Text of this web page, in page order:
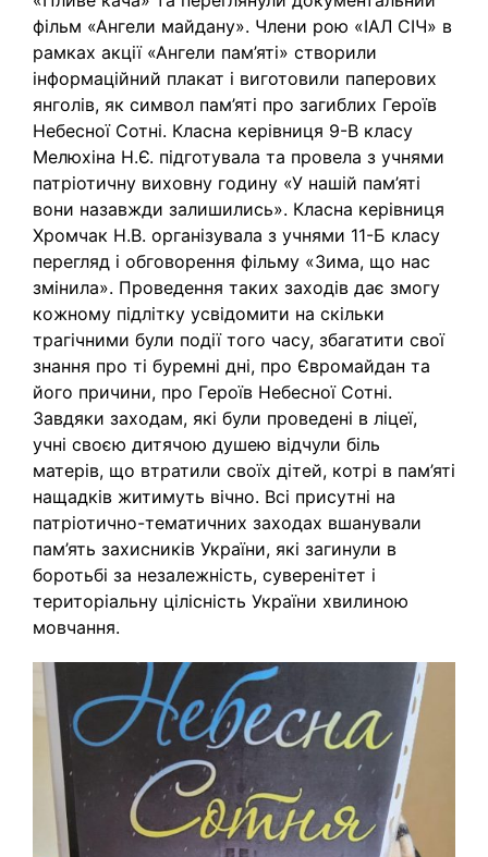
фільм «Ангели майдану». Члени рою «ІАЛ СІЧ» в
рамках акції «Ангели пам’яті» створили
інформаційний плакат і виготовили паперових
янголів, як символ пам’яті про загиблих Героїв
Небесної Сотні. Класна керівниця 9-В класу
Мелюхіна Н.Є. підготувала та провела з учнями
патріотичну виховну годину «У нашій пам’яті
вони назавжди залишились». Класна керівниця
Хромчак Н.В. організувала з учнями 11-Б класу
перегляд і обговорення фільму «Зима, що нас
змінила». Проведення таких заходів дає змогу
кожному підлітку усвідомити на скільки
трагічними були події того часу, збагатити свої
знання про ті буремні дні, про Євромайдан та
його причини, про Героїв Небесної Сотні.
Завдяки заходам, які були проведені в ліцеї,
учні своєю дитячою душею відчули біль
матерів, що втратили своїх дітей, котрі в пам’яті
нащадків житимуть вічно. Всі присутні на
патріотично-тематичних заходах вшанували
пам’ять захисників України, які загинули в
боротьбі за незалежність, суверенітет і
територіальну цілісність України хвилиною
мовчання.